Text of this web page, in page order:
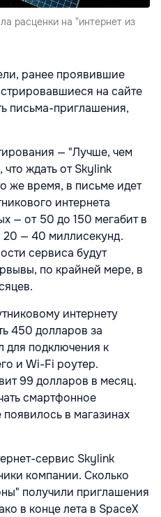
расценки на "интернет из
ранее проявившие
на сайте
письма-приглашения,
— "Лучше, чем
что ждать от Skylink
же время, в письме идет
интернета
— от 50 до 150 мегабит в
20 — 40 миллисекунд.
сервиса будут
по крайней мере, в
интернету
450 долларов за
для подключения к
и Wi-Fi роутер.
99 долларов в месяц.
смартфонное
в магазинах
сервис Skylink
компании. Сколько
получили приглашения
в конце лета в SpaceX